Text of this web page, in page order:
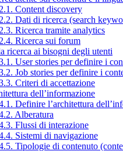
Content discovery
Dati di ricerca (search
Ricerca tramite analytics
Ricerca sui forum
ricerca ai bisogni degli utenti
User stories per definire i
Job stories per definire i
Criteri di accettazione
dell’informazione
Definire l’architettura
Alberatura
Flussi di interazione
Sistemi di navigazione
Tipologie di contenuto